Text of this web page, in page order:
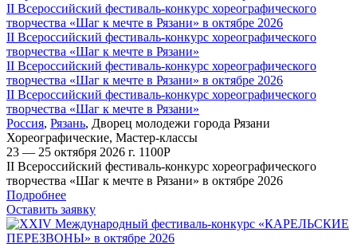
II Всероссийский фестиваль-конкурс хореографического
творчества «Шаг к мечте в Рязани» в октябре 2026
II Всероссийский фестиваль-конкурс хореографического
творчества «Шаг к мечте в Рязани»
II Всероссийский фестиваль-конкурс хореографического
творчества «Шаг к мечте в Рязани» в октябре 2026
II Всероссийский фестиваль-конкурс хореографического
творчества «Шаг к мечте в Рязани»
Россия, Рязань, Дворец молодежи города Рязани
Хореографические, Мастер-классы
23 — 25 октября 2026 г. 1100Р
II Всероссийский фестиваль-конкурс хореографического
творчества «Шаг к мечте в Рязани» в октябре 2026
Подробнее
Оставить заявку